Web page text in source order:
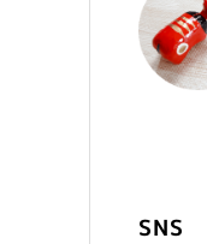
SNS